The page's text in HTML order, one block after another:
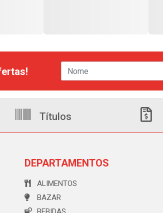
Títulos
DEPARTAMENTOS
ALIMENTOS
BAZAR